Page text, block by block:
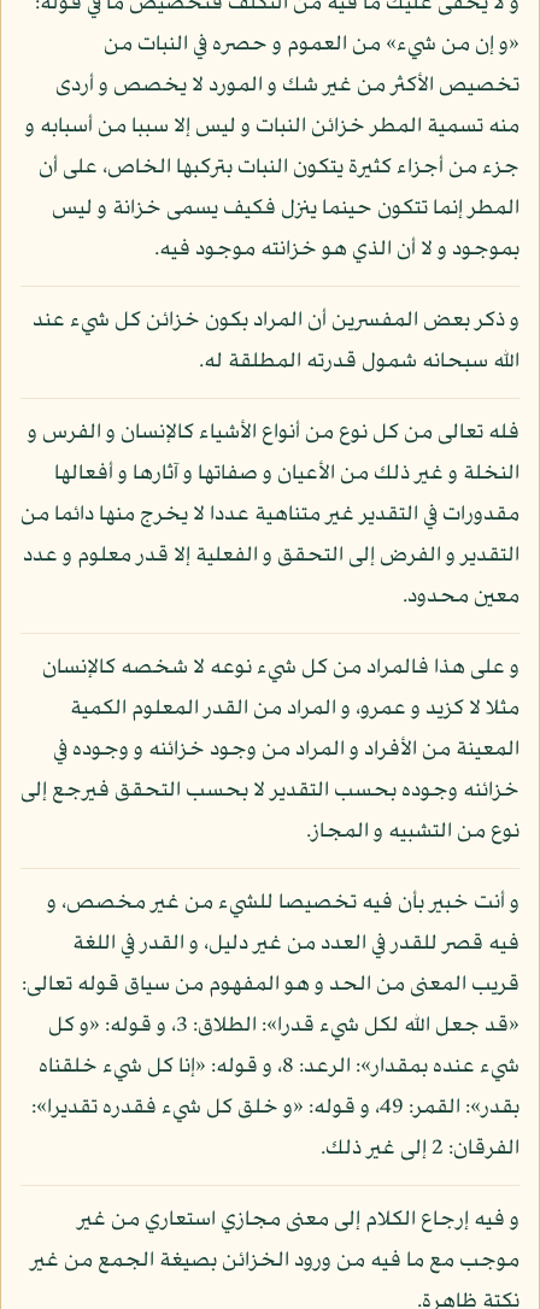
«و إن من شيء» من العموم و حصره في النبات من
تخصيص الأكثر من غير شك و المورد لا يخصص و أردى
منه تسمية المطر خزائن النبات و ليس إلا سببا من أسبابه و
جزء من أجزاء كثيرة يتكون النبات بتركبها الخاص، على أن
المطر إنما تتكون حينما ينزل فكيف يسمى خزانة و ليس
بموجود و لا أن الذي هو خزانته موجود فيه.
و ذكر بعض المفسرين أن المراد بكون خزائن كل شيء عند
الله سبحانه شمول قدرته المطلقة له.
فله تعالى من كل نوع من أنواع الأشياء كالإنسان و الفرس و
النخلة و غير ذلك من الأعيان و صفاتها و آثارها و أفعالها
مقدورات في التقدير غير متناهية عددا لا يخرج منها دائما من
التقدير و الفرض إلى التحقق و الفعلية إلا قدر معلوم و عدد
معين محدود.
و على هذا فالمراد من كل شيء نوعه لا شخصه كالإنسان
مثلا لا كزيد و عمرو، و المراد من القدر المعلوم الكمية
المعينة من الأفراد و المراد من وجود خزائنه و وجوده في
خزائنه وجوده بحسب التقدير لا بحسب التحقق فيرجع إلى
نوع من التشبيه و المجاز.
و أنت خبير بأن فيه تخصيصا للشيء من غير مخصص، و
فيه قصر للقدر في العدد من غير دليل، و القدر في اللغة
قريب المعنى من الحد و هو المفهوم من سياق قوله تعالى:
«قد جعل الله لكل شيء قدرا»: الطلاق: 3، و قوله: «و كل
شيء عنده بمقدار»: الرعد: 8، و قوله: «إنا كل شيء خلقناه
بقدر»: القمر: 49، و قوله: «و خلق كل شيء فقدره تقديرا»:
الفرقان: 2 إلى غير ذلك.
و فيه إرجاع الكلام إلى معنى مجازي استعاري من غير
موجب مع ما فيه من ورود الخزائن بصيغة الجمع من غير
نكتة ظاهرة.